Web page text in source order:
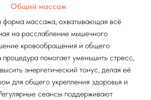
Общий массаж
форма массажа, охватывающая всё
на расслабление мышечного
кровообращения и общего
процедура помогает уменьшить стресс,
энергетический тонус, делая её
для общего укрепления здоровья и
сеансы поддерживают